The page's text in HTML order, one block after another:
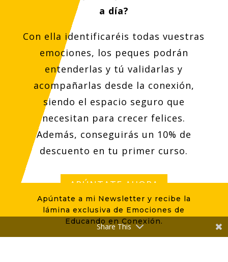
Apúntate a mi Newsletter y recibe la
lámina exclusiva de Emociones de
Educando en Conexión.
a día?
Con ella identificaréis todas vuestras
emociones, los peques podrán
entenderlas y tú validarlas y
acompañarlas desde la conexión,
siendo el espacio seguro que
necesitan para crecer felices.
Además, conseguirás un 10% de
descuento en tu primer curso.
APÚNTATE AHORA
Share This